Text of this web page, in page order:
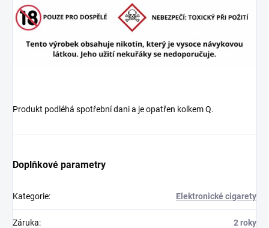
Produkt podléhá spotřební dani a je opatřen kolkem Q.
Doplňkové parametry
Kategorie: Elektronické cigarety
Záruka: 2 roky